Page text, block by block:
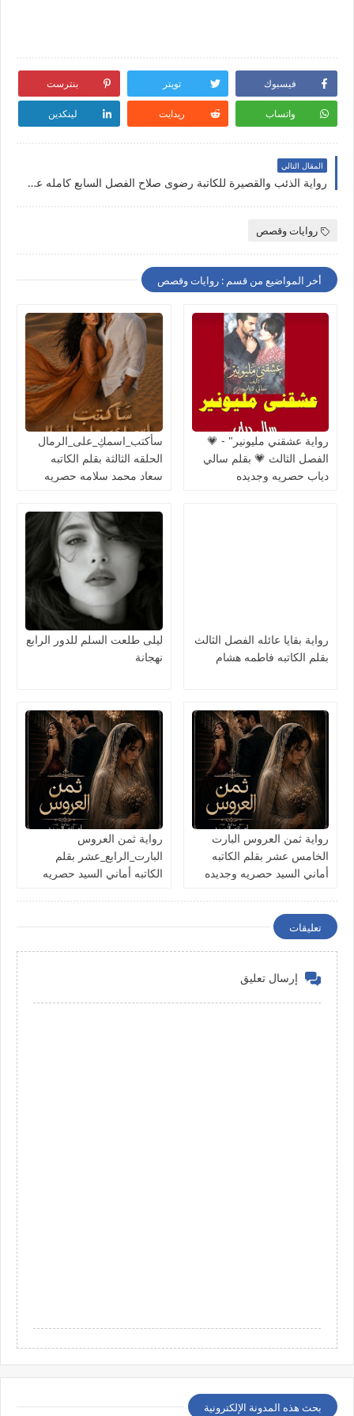
فيسبوك تويتر بنترست
واتساب ريدايت لينكدين
المقال التالي
رواية الذئب والقصيرة للكاتبة رضوى صلاح الفصل السابع كامله علي مدونة النجم المتوهج للروايات
روايات وقصص
أخر المواضيع من قسم : روايات وقصص
رواية عشقني مليونير" - 💗
الفصل الثالث 💗 بقلم سالي
دياب حصريه وجديده
سأكتب_اسمكِ_على_الرمال
الحلقه الثالثة بقلم الكاتبه
سعاد محمد سلامه حصريه
رواية بقايا عائله الفصل الثالث
بقلم الكاتبه فاطمه هشام
ليلى طلعت السلم للدور الرابع
نهجانة
رواية ثمن العروس البارت
الخامس عشر بقلم الكاتبه
أماني السيد حصريه وجديده
رواية ثمن العروس
البارت_الرابع_عشر بقلم
الكاتبه أماني السيد حصريه
تعليقات
إرسال تعليق
بحث هذه المدونة الإلكترونية